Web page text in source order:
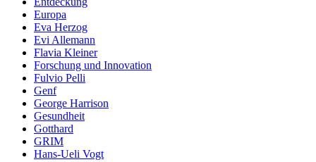
Europa
Eva Herzog
Evi Allemann
Flavia Kleiner
Forschung und Innovation
Fulvio Pelli
Genf
George Harrison
Gesundheit
Gotthard
GRIM
Hans-Ueli Vogt